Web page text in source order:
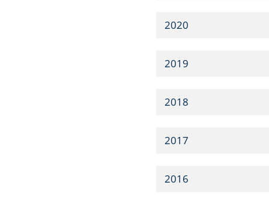
2020
2019
2018
2017
2016